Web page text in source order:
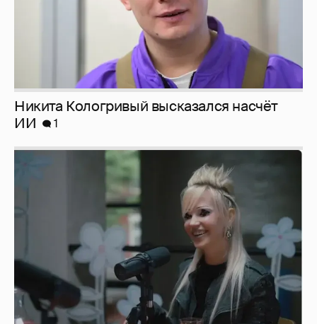
Певица Глюкоза рассказала о съёмках для
эротического журнала
3